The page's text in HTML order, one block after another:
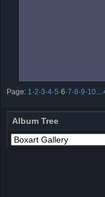
Page: 1 ·2·3·4·5·6·7·8·9·10
Album Tree